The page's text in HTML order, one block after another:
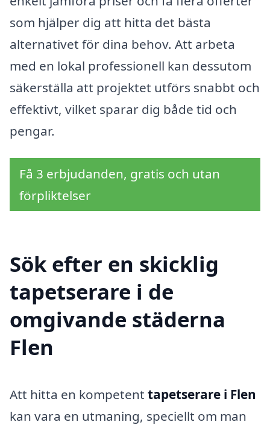
som hjälper dig att hitta det bästa
alternativet för dina behov. Att arbeta
med en lokal professionell kan dessutom
säkerställa att projektet utförs snabbt och
effektivt, vilket sparar dig både tid och
pengar.
Få 3 erbjudanden, gratis och utan
förpliktelser
Sök efter en skicklig
tapetserare i de
omgivande städerna
Flen
Att hitta en kompetent tapetserare i Flen
kan vara en utmaning, speciellt om man